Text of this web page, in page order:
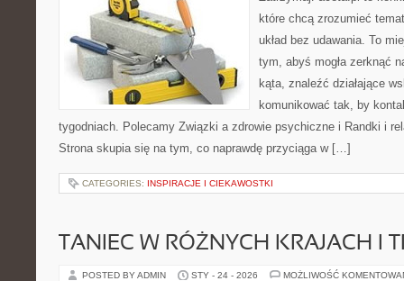
które chcą zrozumieć
układ bez udawania. To
tym, abyś mogła zerknąć
kąta, znaleźć działające
komunikować tak, by
tygodniach. Polecamy Związki a zdrowie psychiczne i Randki i
Strona skupia się na tym, co naprawdę przyciąga w […]
CATEGORIES: INSPIRACJE I CIEKAWOSTKI
TANIEC W RÓŻNYCH KRAJACH I
POSTED BY ADMIN STY - 24 - 2026 MOŻLIWOŚĆ